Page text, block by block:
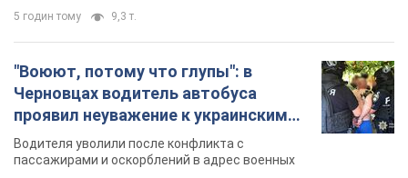
5 годин тому 9,3 т.
"Воюют, потому что глупы": в
Черновцах водитель автобуса
проявил неуважение к украинским
военным и поплатился за это.
Видео
Водителя уволили после конфликта с
пассажирами и оскорблений в адрес военных